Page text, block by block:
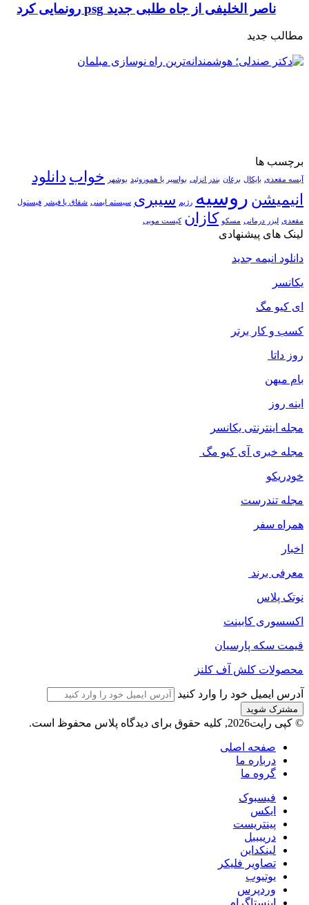
ناصر الخلیفی از جاه طلبی جدید psg رونمایی کرد
مطالب جدید
برچسب ها
آبسه مقعدی بایکال برغان بندر انزلی بواسیر یا هموروئید بوشهر خواب دانلود
انیمیشن روسیه رژیم سیبری سیستم ایمنی شقاق یا فیشر فیستول
مقعدی لیزر درمانی مسکو کازان کیست مویی
لینک های پیشنهادی
دانلود انیمه جدید
یکانسر
ای کیو مگ
کسب و کار برتر
روز داتا
بام میهن
اینه روز
مجله اینترنتی یکانسر
مجله خبری آی کیو مگ
خودریکو
مجله‌ تندرست
همراه سفر
اخبار
معرفی برند
نوتک پلاس
اکسسوری کابینت
قیمت سکه پارسیان
محصولات کلش آف کلنز
آدرس ایمیل خود را وارد کنید
© کپی رایت2026, کلیه حقوق برای دیدگاه پلاس محفوظ است.
صفحه اصلی
درباره ما
گروه ما
فیسبوک
ایکس
پینتریست
دریبببل
لینکداین
تصاویر فلیکر
یوتیوب
وردپرس